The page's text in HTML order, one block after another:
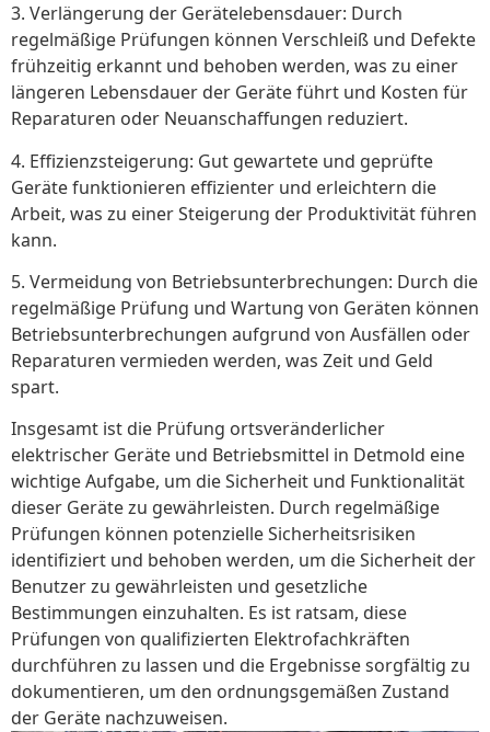
3. Verlängerung der Gerätelebensdauer: Durch
regelmäßige Prüfungen können Verschleiß und Defekte
frühzeitig erkannt und behoben werden, was zu einer
längeren Lebensdauer der Geräte führt und Kosten für
Reparaturen oder Neuanschaffungen reduziert.
4. Effizienzsteigerung: Gut gewartete und geprüfte
Geräte funktionieren effizienter und erleichtern die
Arbeit, was zu einer Steigerung der Produktivität führen
kann.
5. Vermeidung von Betriebsunterbrechungen: Durch die
regelmäßige Prüfung und Wartung von Geräten können
Betriebsunterbrechungen aufgrund von Ausfällen oder
Reparaturen vermieden werden, was Zeit und Geld
spart.
Insgesamt ist die Prüfung ortsveränderlicher
elektrischer Geräte und Betriebsmittel in Detmold eine
wichtige Aufgabe, um die Sicherheit und Funktionalität
dieser Geräte zu gewährleisten. Durch regelmäßige
Prüfungen können potenzielle Sicherheitsrisiken
identifiziert und behoben werden, um die Sicherheit der
Benutzer zu gewährleisten und gesetzliche
Bestimmungen einzuhalten. Es ist ratsam, diese
Prüfungen von qualifizierten Elektrofachkräften
durchführen zu lassen und die Ergebnisse sorgfältig zu
dokumentieren, um den ordnungsgemäßen Zustand
der Geräte nachzuweisen.